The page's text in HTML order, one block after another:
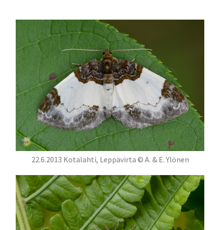
22.6.2013 Kotalahti, Leppävirta © A. & E. Ylönen